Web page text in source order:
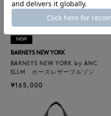
NEW
BARNEYS NEW YORK
BARNEYS NEW YORK by ANC
ELLM ホースレザーブルゾン
¥165,000